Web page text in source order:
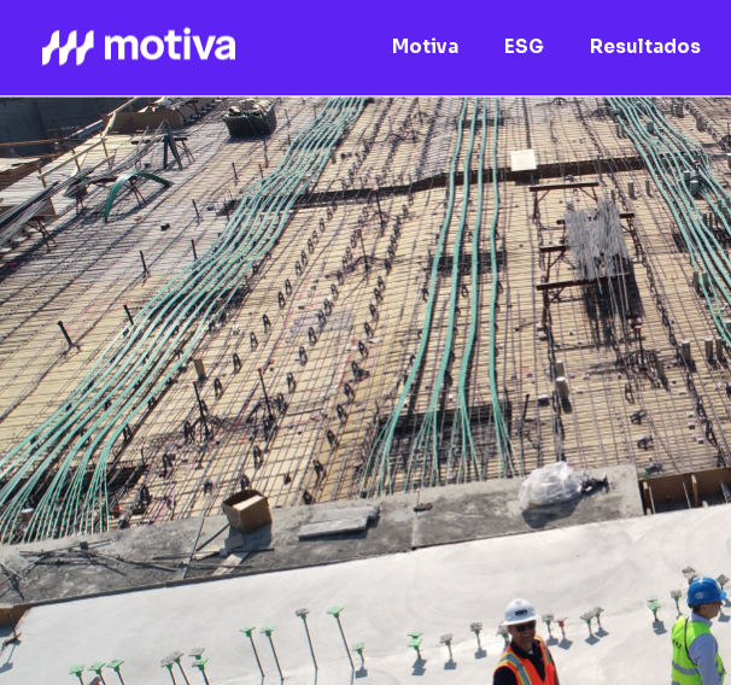
Motiva ESG Resultados
Motiva
Nossos Ativos